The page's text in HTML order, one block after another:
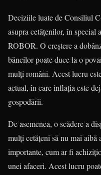
Deciziile luate de Consiliul
asupra cetățenilor, în special
ROBOR. O creștere a
băncilor poate duce la o
mulți români. Acest lucru
actual, în care inflația este
gospodării.
De asemenea, o scădere a
mulți cetățeni să nu mai aibă
importante, cum ar fi
unei afaceri. Acest lucru